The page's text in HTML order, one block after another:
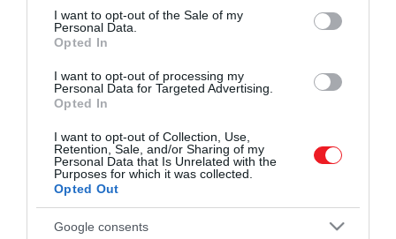
consent section.
I want to opt-out of the Sale of my
Personal Data.
Opted In
I want to opt-out of processing my
Personal Data for Targeted Advertising.
Opted In
I want to opt-out of Collection, Use,
Retention, Sale, and/or Sharing of my
Personal Data that Is Unrelated with the
Purposes for which it was collected.
Opted Out
Google consents